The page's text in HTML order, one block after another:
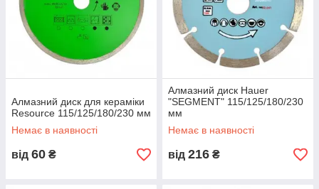
Алмазний диск для кераміки
Resource 115/125/180/230 мм
Немає в наявності
від 60 ₴
Алмазний диск Hauer
"SEGMENT" 115/125/180/230
мм
Немає в наявності
від 216 ₴